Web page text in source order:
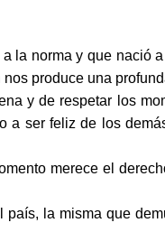
la norma y que nació
produce una
y de respetar los
a ser feliz de los
merece el
país, la misma que